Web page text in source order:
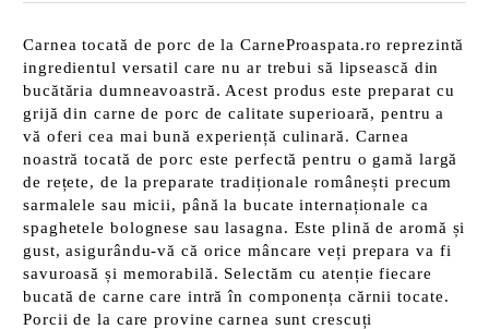
30%
Carnea tocată de porc de la CarneProaspata.ro reprezintă
ingredientul versatil care nu ar trebui să lipsească din
bucătăria dumneavoastră. Acest produs este preparat cu
grijă din carne de porc de calitate superioară, pentru a
vă oferi cea mai bună experiență culinară. Carnea
noastră tocată de porc este perfectă pentru o gamă largă
de rețete, de la preparate tradiționale românești precum
sarmalele sau micii, până la bucate internaționale ca
spaghetele bolognese sau lasagna. Este plină de aromă și
gust, asigurându-vă că orice mâncare veți prepara va fi
savuroasă și memorabilă. Selectăm cu atenție fiecare
bucată de carne care intră în componența cărnii tocate.
Porcii de la care provine carnea sunt crescuți